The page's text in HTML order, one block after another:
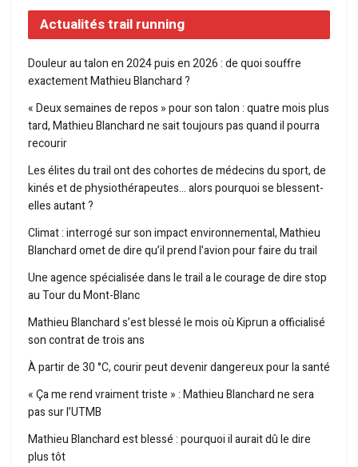
Actualités trail running
Douleur au talon en 2024 puis en 2026 : de quoi souffre
exactement Mathieu Blanchard ?
« Deux semaines de repos » pour son talon : quatre mois plus
tard, Mathieu Blanchard ne sait toujours pas quand il pourra
recourir
Les élites du trail ont des cohortes de médecins du sport, de
kinés et de physiothérapeutes… alors pourquoi se blessent-
elles autant ?
Climat : interrogé sur son impact environnemental, Mathieu
Blanchard omet de dire qu’il prend l’avion pour faire du trail
Une agence spécialisée dans le trail a le courage de dire stop
au Tour du Mont-Blanc
Mathieu Blanchard s’est blessé le mois où Kiprun a officialisé
son contrat de trois ans
À partir de 30 °C, courir peut devenir dangereux pour la santé
« Ça me rend vraiment triste » : Mathieu Blanchard ne sera
pas sur l’UTMB
Mathieu Blanchard est blessé : pourquoi il aurait dû le dire
plus tôt